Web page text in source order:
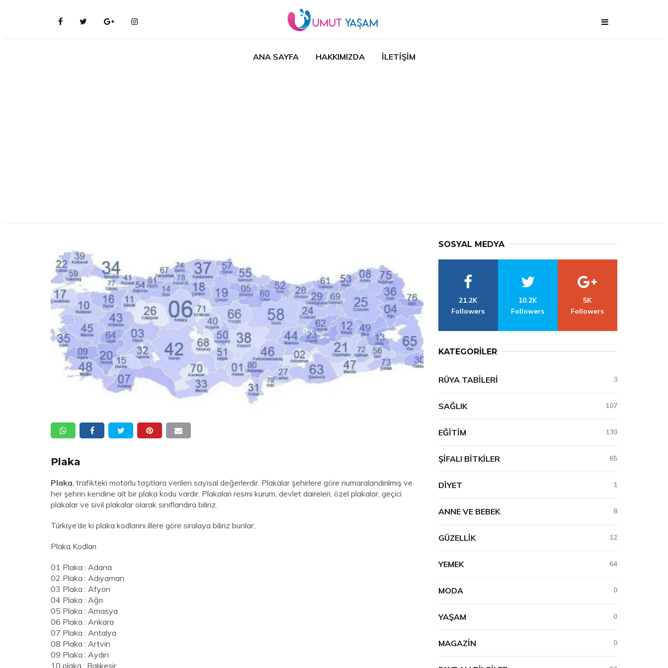
ANA SAYFA HAKKIMIZDA İLETIŞIM
Plaka
Plaka, trafikteki motorlu taşıtlara verilen sayısal değerlerdir. Plakalar şehirlere göre numaralandırılmış ve
her şehrin kendine ait bir plaka kodu vardır. Plakaları resmi kurum, devlet daireleri, özel plakalar, geçici
plakalar ve sivil plakalar olarak sınıflandıra biliriz.
Türkiye’de ki plaka kodlarını illere göre sıralaya biliriz bunlar;
Plaka Kodları
01 Plaka : Adana
02 Plaka : Adıyaman
03 Plaka : Afyon
04 Plaka : Ağrı
05 Plaka : Amasya
06 Plaka : Ankara
07 Plaka : Antalya
08 Plaka : Artvin
09 Plaka : Aydın
10 plaka : Balıkesir
SOSYAL MEDYA
21.2K
Followers
10.2K
Followers
5K
Followers
KATEGORILER
RÜYA TABILERI 3
SAĞLIK 107
EĞITIM 130
ŞIFALI BITKILER 65
DIYET 1
ANNE VE BEBEK 8
GÜZELLIK 12
YEMEK 64
MODA 0
YAŞAM 0
MAGAZIN 0